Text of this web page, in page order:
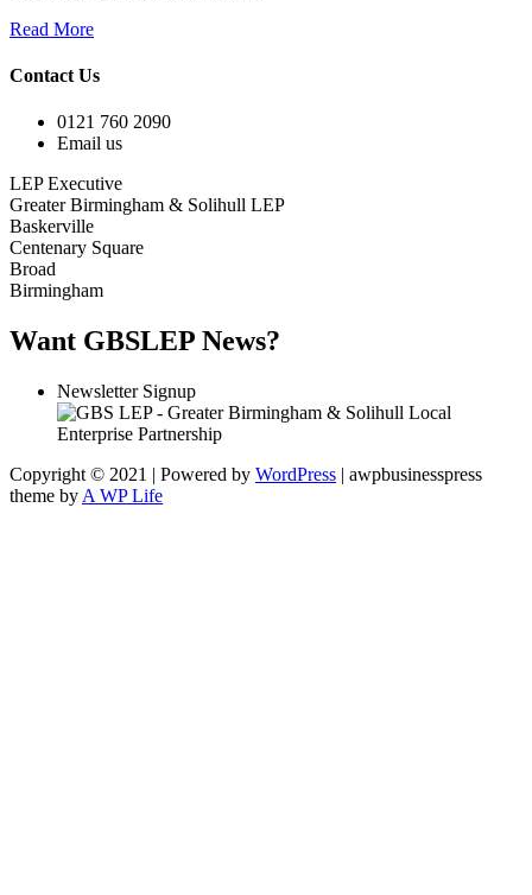
Read More
Contact Us
0121 760 2090
Email us
LEP Executive
Greater Birmingham & Solihull LEP
Baskerville
Centenary Square
Broad
Birmingham
Want GBSLEP News?
Newsletter Signup
Copyright © 2021 | Powered by WordPress | awpbusinesspress
theme by A WP Life